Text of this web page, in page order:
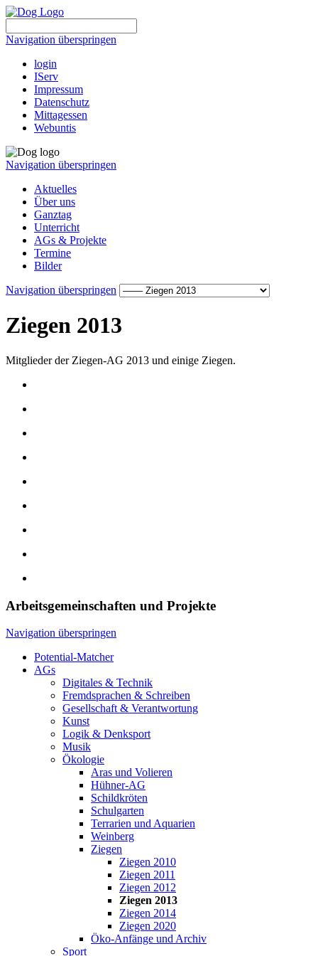
Navigation überspringen
login
IServ
Impressum
Datenschutz
Mittagessen
Webuntis
Navigation überspringen
Aktuelles
Über uns
Ganztag
Unterricht
AGs & Projekte
Termine
Bilder
Navigation überspringen
Ziegen 2013
Mitglieder der Ziegen-AG 2013 und einige Ziegen.
Arbeitsgemeinschaften und Projekte
Navigation überspringen
Potential-Matcher
AGs
Digitales & Technik
Fremdsprachen & Schreiben
Gesellschaft & Verantwortung
Kunst
Logik & Denksport
Musik
Ökologie
Aras und Volieren
Hühner-AG
Schildkröten
Schulgarten
Terrarien und Aquarien
Weinberg
Ziegen
Ziegen 2010
Ziegen 2011
Ziegen 2012
Ziegen 2013
Ziegen 2014
Ziegen 2020
Öko-Anfänge und Archiv
Sport